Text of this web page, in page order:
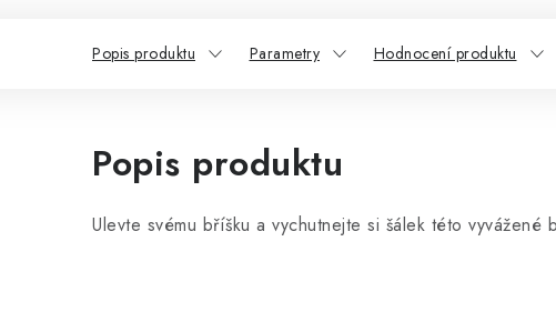
Popis produktu Parametry Hodnocení produktu
Popis produktu
Ulevte svému bříšku a vychutnejte si šálek této vyvážené